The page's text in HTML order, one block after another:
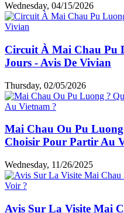
Wednesday, 04/15/2026
Circuit À Mai Chau Pu
Jours - Avis De Vivian
Thursday, 02/05/2026
Mai Chau Ou Pu
Choisir Pour Partir Au
Wednesday, 11/26/2025
Avis Sur La Visite Mai